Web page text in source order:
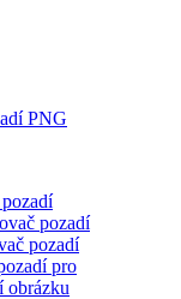
PNG
pozadí
pozadí
pro
obrázku